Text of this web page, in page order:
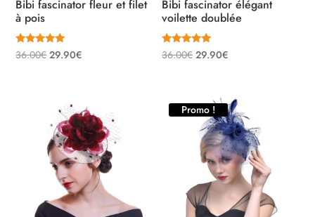
Bibi fascinator fleur et filet
à pois
Note
5.00
36.00€ Le
était :
36.00€.
29.90€
est :
29.90€.
Bibi fascinator élégant
voilette doublée
Note
5.00
36.00€ Le
était :
36.00€.
29.90€Le
est :
29.90€.
Promo !